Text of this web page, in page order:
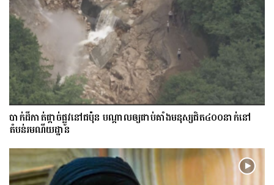
​បាក់​ដី​កាត់ផ្តាច់ផ្លូវ​​នៅជប៉ុន បណ្តាល​ឲ្យ​ជាប់​គាំង​​​មនុស្ស​ជិត​៤០០នាក់​នៅ
តំបន់រមណីយដ្ឋាន​